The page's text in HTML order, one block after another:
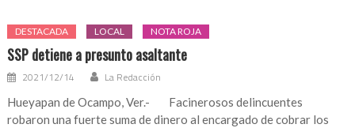
DESTACADA LOCAL NOTA ROJA
SSP detiene a presunto asaltante
2021/12/14 La Redacción
Hueyapan de Ocampo, Ver.- Facinerosos delincuentes
robaron una fuerte suma de dinero al encargado de cobrar los